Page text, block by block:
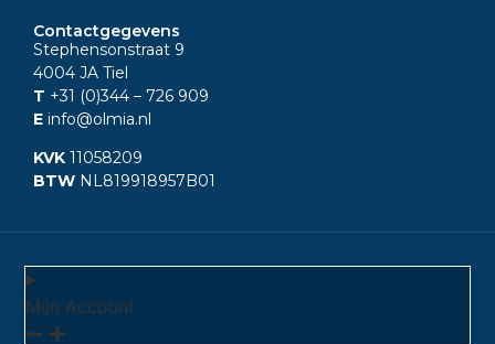
Contactgegevens
Stephensonstraat 9
4004 JA Tiel
T +31 (0)344 – 726 909
E info@olmia.nl
KVK 11058209
BTW NL819918957B01
Mijn Account